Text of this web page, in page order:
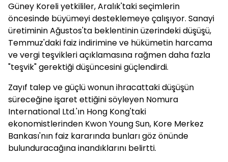
Güney Koreli yetkililer, Aralık'taki seçimlerin
öncesinde büyümeyi desteklemeye çalışıyor. Sanayi
üretiminin Ağustos'ta beklentinin üzerindeki düşüşü,
Temmuz'daki faiz indirimine ve hükümetin harcama
ve vergi teşvikleri açıklamasına rağmen daha fazla
"teşvik" gerektiği düşüncesini güçlendirdi.
Zayıf talep ve güçlü wonun ihracattaki düşüşün
süreceğine işaret ettiğini söyleyen Nomura
International Ltd.'ın Hong Kong'taki
ekonomistlerinden Kwon Young Sun, Kore Merkez
Bankası'nın faiz kararında bunları göz önünde
bulunduracağına inandıklarını belirtti.